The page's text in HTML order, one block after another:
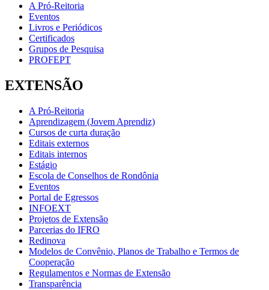
A Pró-Reitoria
Eventos
Livros e Periódicos
Certificados
Grupos de Pesquisa
PROFEPT
EXTENSÃO
A Pró-Reitoria
Aprendizagem (Jovem Aprendiz)
Cursos de curta duração
Editais externos
Editais internos
Estágio
Escola de Conselhos de Rondônia
Eventos
Portal de Egressos
INFOEXT
Projetos de Extensão
Parcerias do IFRO
Redinova
Modelos de Convênio, Planos de Trabalho e Termos de
Cooperação
Regulamentos e Normas de Extensão
Transparência